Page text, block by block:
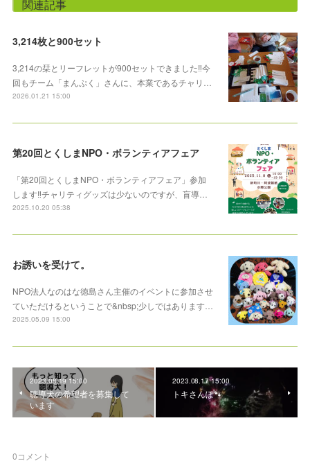
関連記事
3,214枚と900セット
3,214の栞とリーフレットが900セットできました‼️今
回もチーム「まんぷく」さんに、本業であるチャリ…
2026.01.21 15:00
第20回とくしまNPO・ボランティアフェア
「第20回とくしまNPO・ボランティアフェア」参加
します‼️チャリティグッズは少ないのですが、盲導…
2025.10.20 05:38
お誘いを受けて。
NPO法人なのはな徳島さん主催のイベントに参加させ
ていただけるということで&nbsp;少しではあります…
2025.05.09 15:00
2023.08.19 15:00
聴導犬の希望者を募集して
います
2023.08.17 15:00
トキさんぽ🐾
0コメント